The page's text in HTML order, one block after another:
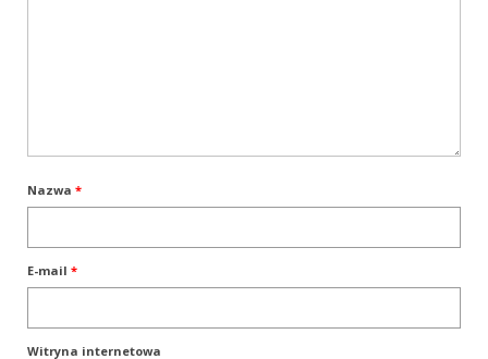
Warsztaty
Nazwa *
E-mail *
Witryna internetowa